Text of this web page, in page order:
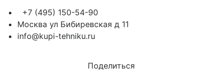
+7 (495) 150-54-90
Москва ул Бибиревская д 11
info@kupi-tehniku.ru
Поделиться